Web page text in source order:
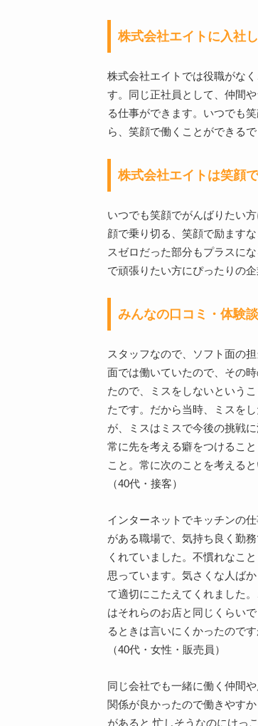
株式会社エイトに入社
株式会社エイトでは役職がな
す。同じ正社員として、仲間
る仕事ができます。いつでも
ら、笑顔で働くことができるで
株式会社エイトは笑顔
いつでも笑顔でがんばりたい
顔で乗り切る、笑顔で励ます
スゼロだった部分もプラスに
で頑張りたい方にぴったりの企
みんなの口コミ・体験
スタッフなので、ソフト面の
面では働いていたので、その
たので、ミスをしないという
たです。だから当時、ミスを
が、ミスはミスで今後の挑戦
常に先を考える癖をつけるこ
こと。常に次のことを考える
（40代・接客）
インターネットでキッチンの
がある職場で、気持ち良く勤
くれていました。不慣れなこ
思っています。気さくな人ば
て適切にこたえてくれました
はそれらのお店と同じくらい
るときは言いにくかったので
（40代・女性・販売員）
同じ会社でも一緒に働く仲間
関係が良かったので働きやす
があると 忙しそうなのにけっ